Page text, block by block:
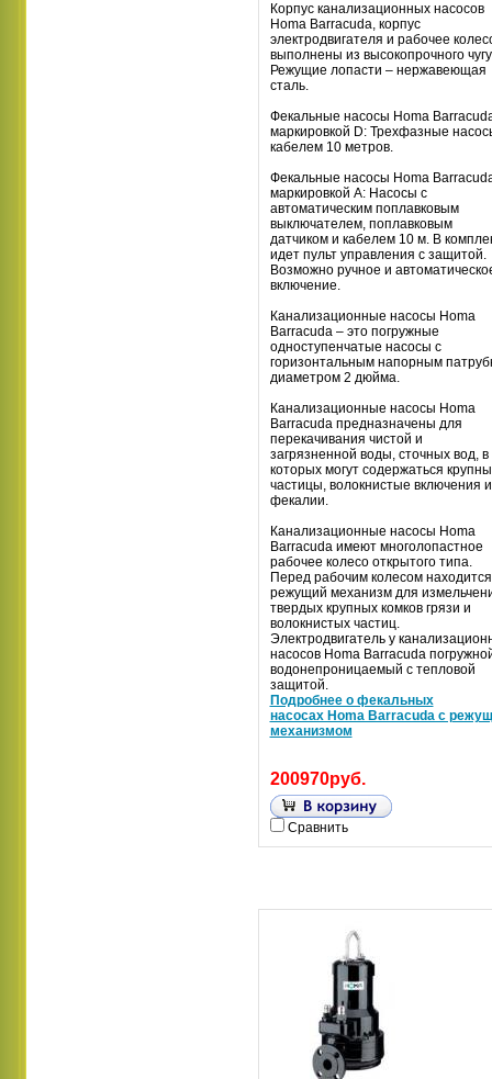
Корпус канализационных насосов
Homa Barracuda, корпус
электродвигателя и рабочее
выполнены из высокопрочного
Режущие лопасти – нержавеющая
сталь.
Фекальные насосы Homa
маркировкой D: Трехфазные
кабелем 10 метров.
Фекальные насосы Homa
маркировкой А: Насосы с
автоматическим поплавковым
выключателем, поплавковым
датчиком и кабелем 10 м. В
идет пульт управления с защитой.
Возможно ручное и
включение.
Канализационные насосы Homa
Barracuda – это погружные
одноступенчатые насосы с
горизонтальным напорным
диаметром 2 дюйма.
Канализационные насосы Homa
Barracuda предназначены для
перекачивания чистой и
загрязненной воды, сточных вод, в
которых могут содержаться
частицы, волокнистые включения и
фекалии.
Канализационные насосы Homa
Barracuda имеют многолопастное
рабочее колесо открытого типа.
Перед рабочим колесом находится
режущий механизм для
твердых крупных комков грязи и
волокнистых частиц.
Электродвигатель у
насосов Homa Barracuda
водонепроницаемый с тепловой
защитой.
Подробнее о фекальных
насосах Homa Barracuda с
механизмом
200970руб.
Сравнить